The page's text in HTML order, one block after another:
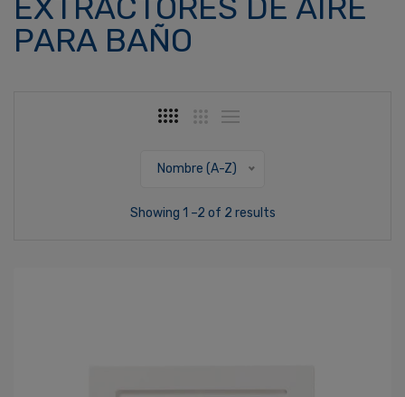
PARA BAÑO
Nombre (A-Z)
Showing 1 –2 of 2 results